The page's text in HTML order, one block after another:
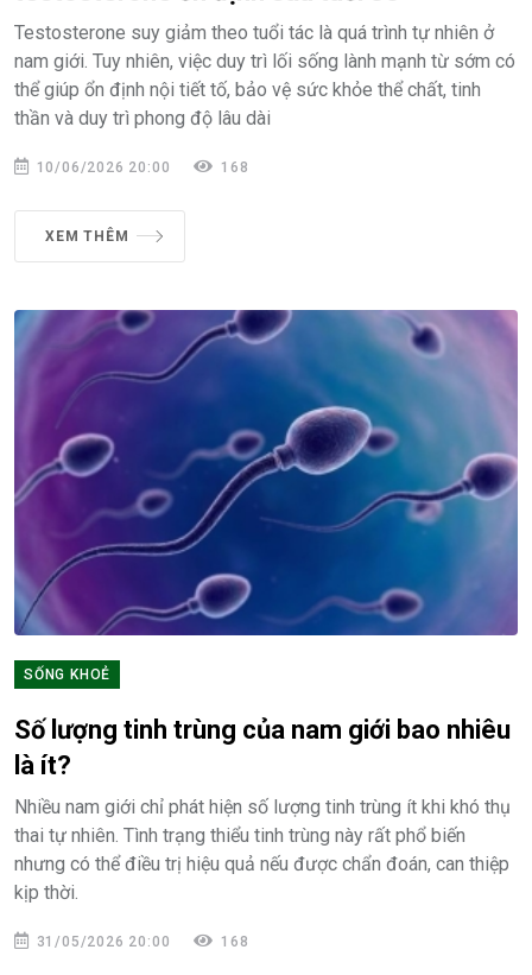
Testosterone suy giảm theo tuổi tác là quá trình tự nhiên ở
nam giới. Tuy nhiên, việc duy trì lối sống lành mạnh từ sớm có
thể giúp ổn định nội tiết tố, bảo vệ sức khỏe thể chất, tinh
thần và duy trì phong độ lâu dài
10/06/2026 20:00 168
XEM THÊM
SỐNG KHOẺ
Số lượng tinh trùng của nam giới bao nhiêu
là ít?
Nhiều nam giới chỉ phát hiện số lượng tinh trùng ít khi khó thụ
thai tự nhiên. Tình trạng thiểu tinh trùng này rất phổ biến
nhưng có thể điều trị hiệu quả nếu được chẩn đoán, can thiệp
kịp thời.
31/05/2026 20:00 168